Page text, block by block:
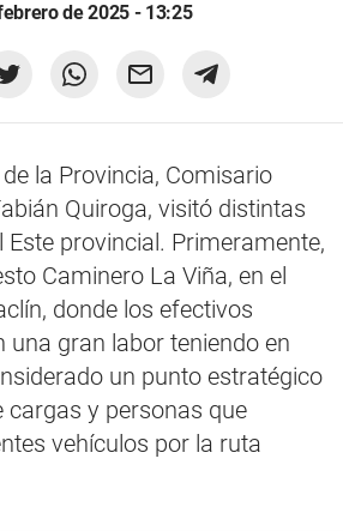
de 2025 - 13:25
la Provincia, Comisario
Quiroga, visitó distintas
Este provincial. Primeramente,
Caminero La Viña, en el
donde los efectivos
una gran labor teniendo en
un punto estratégico
cargas y personas que
vehículos por la ruta